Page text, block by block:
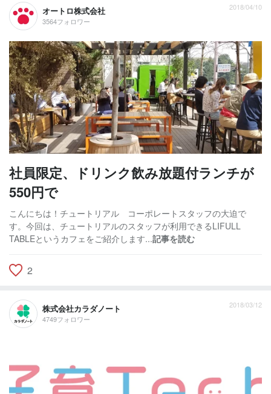
オートロ株式会社
3564フォロワー
2018/04/10
社員限定、ドリンク飲み放題付ランチが
550円で
こんにちは！チュートリアル コーポレートスタッフの大迫で
す。今回は、チュートリアルのスタッフが利用できるLIFULL
TABLEというカフェをご紹介します...記事を読む
2
株式会社カラダノート
4749フォロワー
2018/03/12